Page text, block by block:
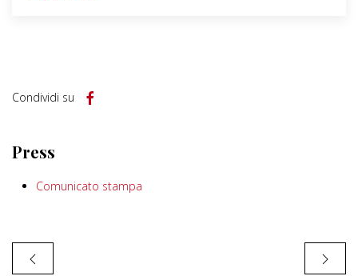
Condividi su
Press
Comunicato stampa